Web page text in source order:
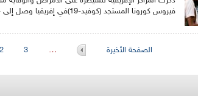
فيروس كورونا المستجد (كوفيد-19)في إفريقيا وصل إلى 4.524....
2 3 … الصفحة الأخيرة